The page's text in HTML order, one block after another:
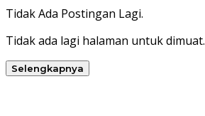
Tidak Ada Postingan Lagi.
Tidak ada lagi halaman untuk dimuat.
Selengkapnya